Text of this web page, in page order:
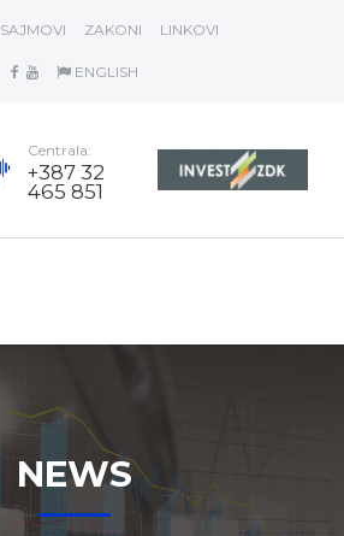
SAJMOVI ZAKONI LINKOVI
ENGLISH
Centrala:
+387 32
465 851
NEWS